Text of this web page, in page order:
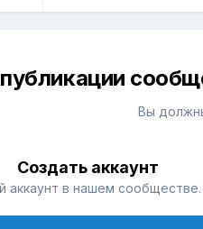
Вы
Создать аккаунт
аккаунт в нашем